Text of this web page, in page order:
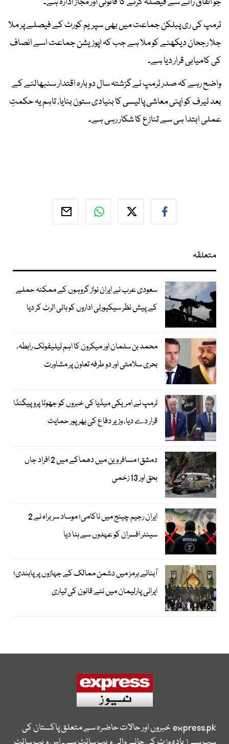
ٹرمپ کی ری پبلکن جماعت میں بھی سپریم کورٹ کے فیصلے پر ملا
جلا رجحان دیکھنے کو ملا ہے جب کہ اپوزیشن جماعت اسے انصاف
کی کامیابی قرار دیا ہے۔
واضح رہے کہ صدر ٹرمپ نے گزشتہ سال دوبارہ اقتدار سنبھالنے کے
بعد ٹیرف کو اپنی معاشی پالیسی کا بنیادی ستون بنایا، تاہم یہ حکمتِ
عملی ابتدا ہی سے تنازع کا شکار رہی ہے۔
متعلقہ
سعودی عرب نے ایران نواز گروہوں کے ممکنہ حملے
کے پیش نظر سیکیورٹی اداروں کو ہائی الرٹ کر دیا
محمد بن سلمان اور میکرون کا اہم ٹیلیفونک رابطہ،
بحری سلامتی اور دو طرفہ تعاون پر مشاورت
ٹرمپ نے امریکی میڈیا کی خبروں کو جھوٹا پروپیگنڈا
قرار دے دیا، وزیر دفاع کی بھرپور حمایت
دمشق؛ مسافر وین میں دھماکے میں 2 افراد جاں
بحق اور 13 زخمی
ایران رجیم چینج میں ناکامی؛ موساد سربراہ نے 2
سینئر افسران کو عہدوں سے ہٹا دیا
آبنائے ہرمز میں دشمن ممالک کے جہازوں پر پابندی؛
ایرانی پارلیمان میں نئے قانون کی تیاری
express.pkخبروں اور حالات حاضرہ سے متعلق پاکستان کی